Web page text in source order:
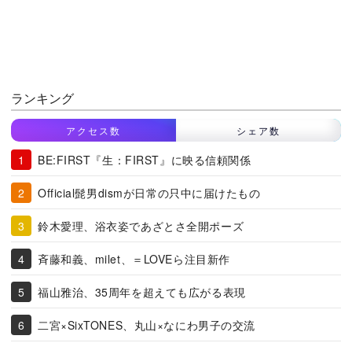
ランキング
アクセス数 シェア数
BE:FIRST『生：FIRST』に映る信頼関係
Official髭男dismが日常の只中に届けたもの
鈴木愛理、浴衣姿であざとさ全開ポーズ
斉藤和義、milet、＝LOVEら注目新作
福山雅治、35周年を超えても広がる表現
二宮×SixTONES、丸山×なにわ男子の交流